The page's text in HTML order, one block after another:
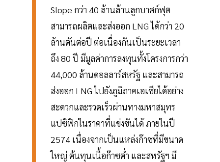
Slope กว่า 40 ล้านล้านลูกบาศก์ฟุต
สามารถผลิตและส่งออก LNG ได้กว่า 20
ล้านตันต่อปี ต่อเนื่องกันเป็นระยะเวลา
ถึง 80 ปี มีมูลค่าการลงทุนทั้งโครงการกว่า
44,000 ล้านดอลลาร์สหรัฐ และสามารถ
ส่งออก LNG ไปยังภูมิภาคเอเชียได้อย่าง
สะดวกและรวดเร็วผ่านทางมหาสมุทร
แปซิฟิกในราคาที่แข่งขันได้ ภายในปี
2574 เนื่องจากเป็นแหล่งก๊าซที่มีขนาด
ใหญ่ ต้นทุนเนื้อก๊าซต่ำ และสหรัฐฯ มี